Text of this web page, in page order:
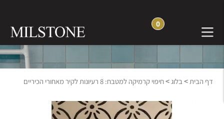
0
בלוג חוויה והשראה
דף הבית> בלוג>חיפוי קרמיקה למטבח: 8 רעיונות לקיר מאחורי הכיריים